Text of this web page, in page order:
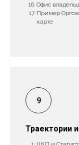
Офис
Пример
карте
Траектории